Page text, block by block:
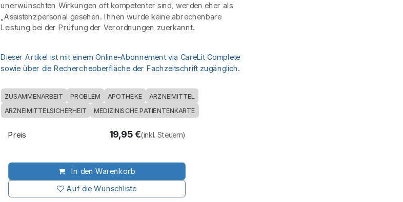
unerwünschten Wirkungen oft kompetenter sind, werden eher als
„Ässistenzpersonal gesehen. Ihnen wurde keine abrechenbare
Leistung bei der Prüfung der Verordnungen zuerkannt.
Dieser Artikel ist mit einem Online-Abonnement via CareLit Complete
sowie über die Rechercheoberfläche der Fachzeitschrift zugänglich.
ZUSAMMENARBEIT PROBLEM APOTHEKE
ARZNEIMITTEL
ARZNEIMITTELSICHERHEIT
MEDIZINISCHE PATIENTENKARTE
In den Warenkorb
Auf die Wunschliste
Preis 19,95€(inkl. Steuern)